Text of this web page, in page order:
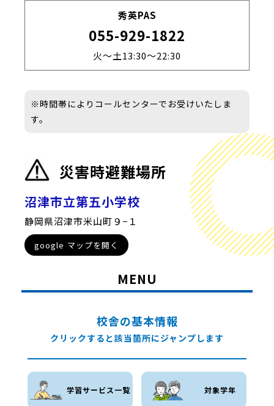
秀英PAS
055-929-1822
火～土13:30～22:30
※時間帯によりコールセンターでお受けいたしま
す。
災害時避難場所
沼津市立第五小学校
静岡県沼津市米山町９−１
google マップを開く
MENU
校舎の基本情報
クリックすると該当箇所にジャンプします
学習サービス一覧 対象学年